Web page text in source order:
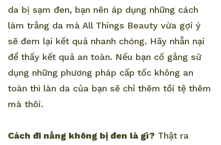
da bị sạm đen, bạn nên áp dụng những cách
làm trắng da mà All Things Beauty vừa gợi ý
sẽ đem lại kết quả nhanh chóng. Hãy nhẫn nại
để thấy kết quả an toàn. Nếu bạn cố gắng sử
dụng những phương pháp cấp tốc không an
toàn thì làn da của bạn sẽ chỉ thêm tồi tệ thêm
mà thôi.
Cách đi nắng không bị đen là gì? Thật ra